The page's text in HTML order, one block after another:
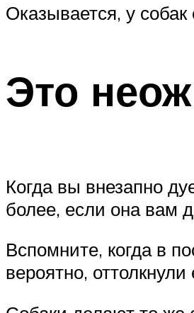
Оказывается, у
Это
Когда вы внезапно
более, если она вам
Вспомните, когда в
вероятно,